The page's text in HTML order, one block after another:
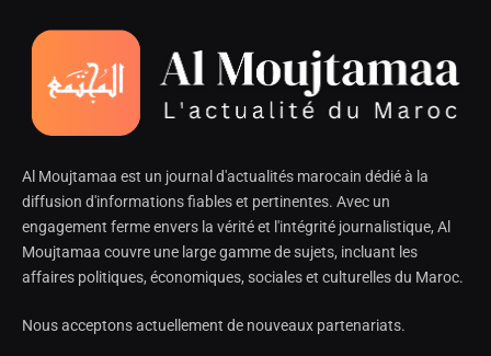
Al Moujtamaa est un journal d'actualités marocain dédié à la
diffusion d'informations fiables et pertinentes. Avec un
engagement ferme envers la vérité et l'intégrité journalistique, Al
Moujtamaa couvre une large gamme de sujets, incluant les
affaires politiques, économiques, sociales et culturelles du Maroc.
Nous acceptons actuellement de nouveaux partenariats.